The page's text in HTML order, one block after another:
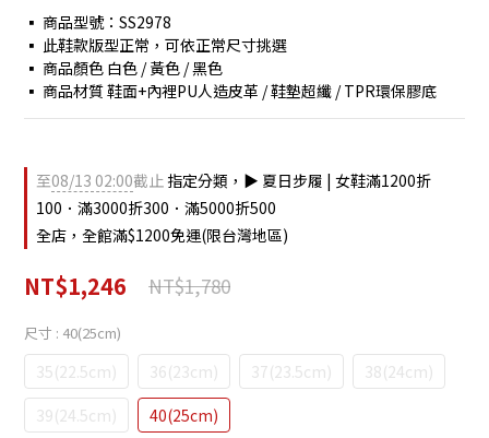
▪︎ 商品型號：SS2978
▪︎ 此鞋款版型正常，可依正常尺寸挑選
▪︎ 商品顏色 白色 / 黃色 / 黑色
▪︎ 商品材質 鞋面+內裡PU人造皮革 / 鞋墊超纖 / TPR環保膠底
至08/13 02:00截止 指定分類，▶︎ 夏日步履 | 女鞋滿1200折
100．滿3000折300．滿5000折500
全店，全館滿$1200免運(限台灣地區)
NT$1,246 NT$1,780
尺寸 : 40(25cm)
35(22.5cm) 36(23cm) 37(23.5cm)
38(24cm)
39(24.5cm)
40(25cm)